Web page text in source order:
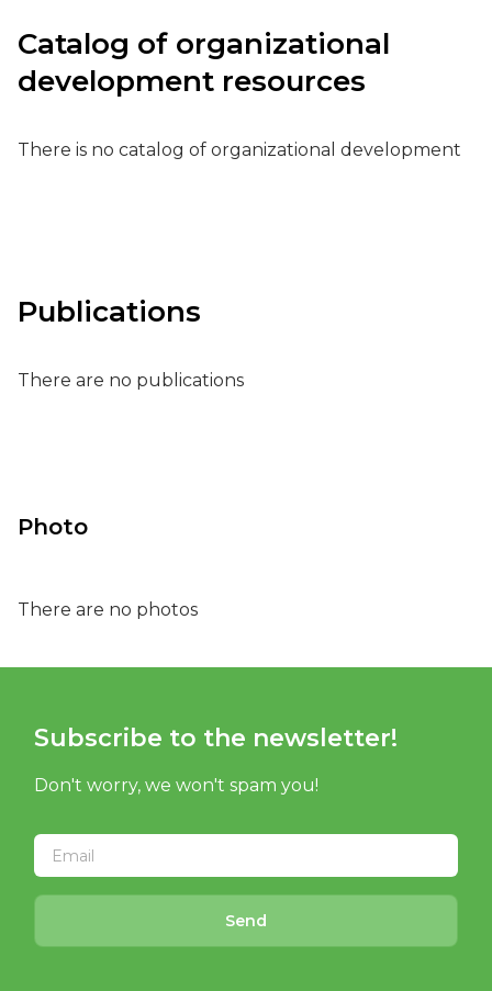
Catalog of organizational
development resources
There is no catalog of organizational development
Publications
There are no publications
Photo
There are no photos
Subscribe to the newsletter!
Don't worry, we won't spam you!
Send